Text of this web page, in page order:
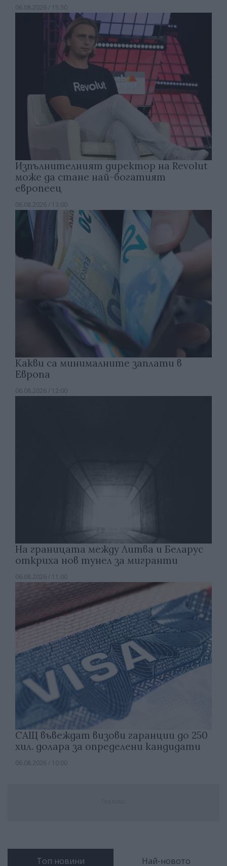
06.08.2026 / 15:30
Изпълнителният директор на Revolut
може да стане най-богатият
европеец
06.08.2026 / 13:00
Какви са минималните заплати в
Европа
06.08.2026 / 12:00
На границата между Литва и Беларус
откриха нов тунел за мигранти
06.08.2026 / 11:00
САЩ въвеждат визови гаранции до 250
хил. долара за определени кандидати
06.08.2026 / 10:00
Топ новини Най-новото